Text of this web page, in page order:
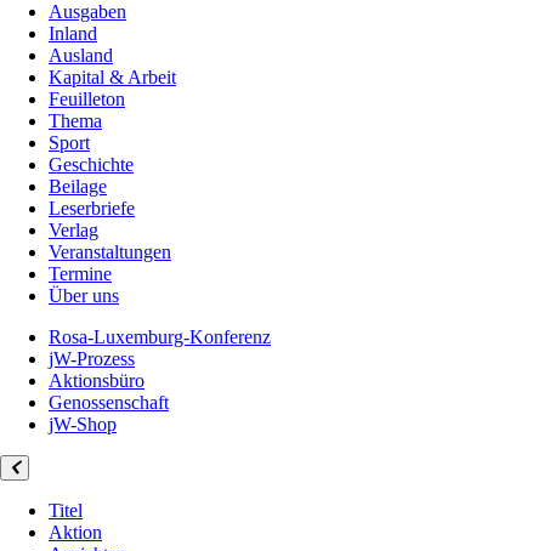
Ausgaben
Inland
Ausland
Kapital & Arbeit
Feuilleton
Thema
Sport
Geschichte
Beilage
Leserbriefe
Verlag
Veranstaltungen
Termine
Über uns
Rosa-Luxemburg-Konferenz
jW-Prozess
Aktionsbüro
Genossenschaft
jW-Shop
Titel
Aktion